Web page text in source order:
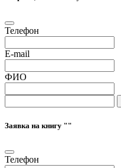
Телефон
E-mail
ФИО
Заявка на книгу ""
Телефон